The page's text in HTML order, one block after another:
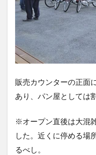
販売カウンターの正面
あり、パン屋としては
※オープン直後は大混
した。近くに停める場
るべし。